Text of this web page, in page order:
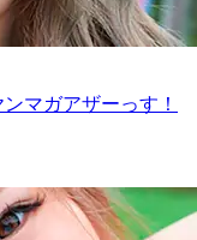
マガアザーっす！